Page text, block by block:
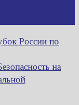
России по
на